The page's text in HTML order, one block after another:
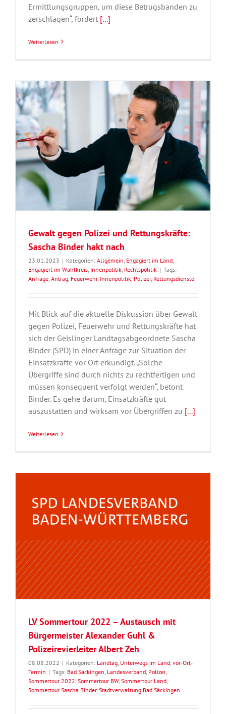
Ermittlungsgruppen, um diese Betrugsbanden zu
zerschlagen“, fordert [...]
Weiterlesen
Gewalt gegen Polizei und Rettungskräfte:
Sascha Binder hakt nach
23.01.2023 | Kategorien: Allgemein Engagiert im Land
Engagiert im Wahlkreis Innenpolitik Rechtspolitik | Tags:
Anfrage Antrag Feuerwehr, Innenpolitik Polizei Rettungsdienste
Mit Blick auf die aktuelle Diskussion über Gewalt
gegen Polizei, Feuerwehr und Rettungskräfte hat
sich der Geislinger Landtagsabgeordnete Sascha
Binder (SPD) in einer Anfrage zur Situation der
Einsatzkräfte vor Ort erkundigt. „Solche
Übergriffe sind durch nichts zu rechtfertigen und
müssen konsequent verfolgt werden“, betont
Binder. Es gehe darum, Einsatzkräfte gut
auszustatten und wirksam vor Übergriffen zu [...]
Weiterlesen
LV Sommertour 2022 – Austausch mit
Bürgermeister Alexander Guhl &
Polizeirevierleiter Albert Zeh
08.08.2022 | Kategorien: Landtag, Unterwegs im Land, vor-Ort-
Termin | Tags: Bad Säckingen, Landesverband, Polizei,
Sommertour 2022, Sommertour BW, Sommertour Land,
Sommertour Sascha Binder, Stadtverwaltung Bad Säckingen